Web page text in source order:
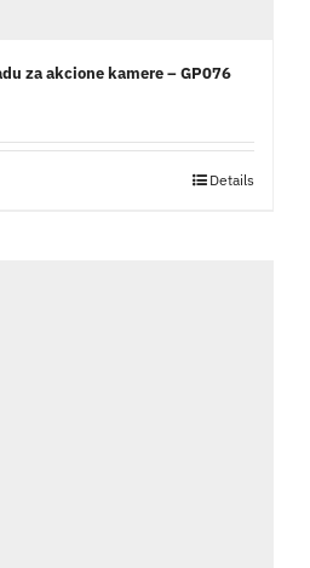
za akcione kamere – GP076
Details